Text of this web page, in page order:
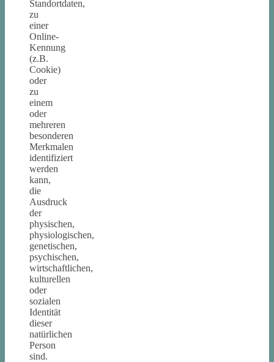
Standortdaten,
zu
einer
Online-
Kennung
(z.B.
Cookie)
oder
zu
einem
oder
mehreren
besonderen
Merkmalen
identifiziert
werden
kann,
die
Ausdruck
der
physischen,
physiologischen,
genetischen,
psychischen,
wirtschaftlichen,
kulturellen
oder
sozialen
Identität
dieser
natürlichen
Person
sind.